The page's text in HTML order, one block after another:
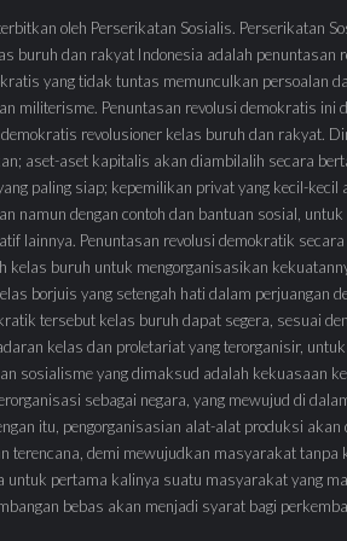
oleh Perserikatan Sosialis. Perserikatan
buruh dan rakyat Indonesia adalah penuntasan
yang tidak tuntas memunculkan persoalan
militerisme. Penuntasan revolusi demokratis ini
revolusioner kelas buruh dan rakyat.
aset-aset kapitalis akan diambilalih secara
paling siap; kepemilikan privat yang kecil-kecil
namun dengan contoh dan bantuan sosial,
lainnya. Penuntasan revolusi demokratik
kelas buruh untuk mengorganisasikan
borjuis yang setengah hati dalam perjuangan
tersebut kelas buruh dapat segera, sesuai
kelas dan proletariat yang terorganisir,
sosialisme yang dimaksud adalah kekuasaan
sebagai negara, yang mewujud di
itu, pengorganisasian alat-alat produksi
terencana, demi mewujudkan masyarakat tanpa
untuk pertama kalinya suatu masyarakat yang
bebas akan menjadi syarat bagi